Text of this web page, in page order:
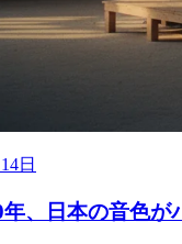
日
、日本の音色が